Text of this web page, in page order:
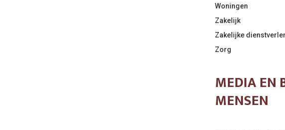
Woningen
Zakelijk
Zakelijke
Zorg
MEDIA EN
MENSEN